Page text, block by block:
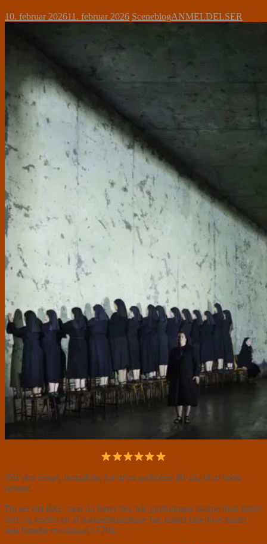
10. februar 202611. februar 2026 SceneblogANMELDELSER
Når den tunge, metalliske lyd af en guillotine får dig til at lukke
øjnene.
Du ser det ikke, men du hører det, når guillotinens skarpe blad falder
ned, og endnu en af karmeliterinderne har måttet lade livet under
den franske revolution i 1794.